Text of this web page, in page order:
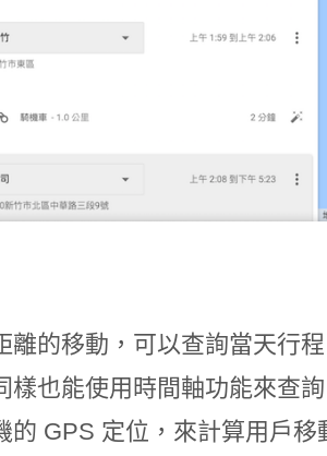
離的移動，可以查詢當天行
樣也能使用時間軸功能來查
的 GPS 定位，來計算用戶